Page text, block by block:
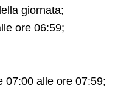
giornata;
ore 06:59;
07:00 alle ore 07:59;